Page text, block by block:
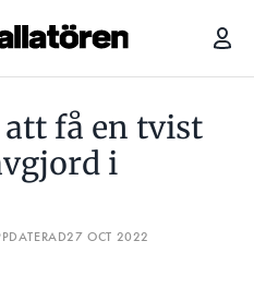
få en tvist
i
27 OCT 2022